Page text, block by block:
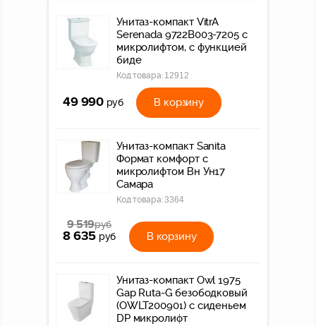
Унитаз-компакт VitrA
Serenada 9722B003-7205 с
микролифтом, с функцией
биде
Код товара: 12912
49 990 руб В корзину
Унитаз-компакт Sanita
Формат комфорт с
микролифтом Вн Ун17
Самара
Код товара:3364
9 519руб
8 635 руб В корзину
Унитаз-компакт Owl 1975
Gap Ruta-G безободковый
(OWLT200901) с сиденьем
DP микролифт